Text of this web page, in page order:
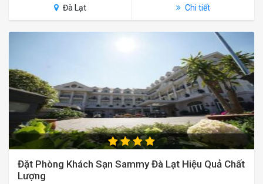
Đà Lạt Chi tiết
Đặt Phòng Khách Sạn Sammy Đà Lạt Hiệu Quả Chất
Lượng